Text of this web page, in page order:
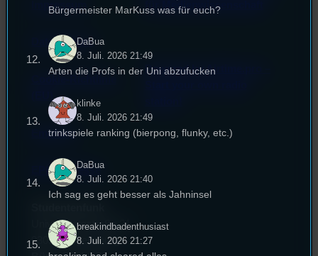
Impressum
Datenschutz
Empfang
EPK & Presse
für Medienwissenschaft
Powered by Airtime.pro –
Universitätsstraße 31
93053 Regensburg
Bürgermeister MarKuss was für euch?
DaBua
8. Juli. 2026 21:49
Arten die Profs in der Uni abzufucken
klinke
8. Juli. 2026 21:49
trinkspiele ranking (bierpong, flunky, etc.)
DaBua
8. Juli. 2026 21:40
Ich sag es geht besser als Jahninsel
breakindbadenthusiast
8. Juli. 2026 21:27